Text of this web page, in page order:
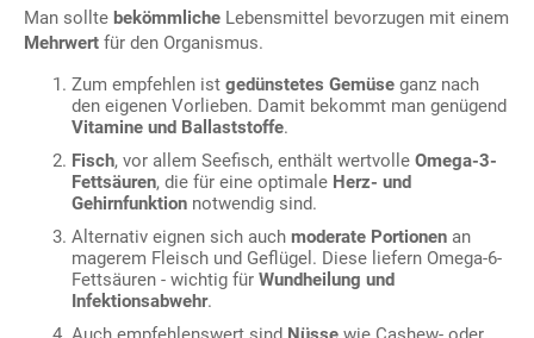
Man sollte bekömmliche Lebensmittel bevorzugen mit einem
Mehrwert für den Organismus.
Zum empfehlen ist gedünstetes Gemüse ganz nach
den eigenen Vorlieben. Damit bekommt man genügend
Vitamine und Ballaststoffe.
Fisch, vor allem Seefisch, enthält wertvolle Omega-3-
Fettsäuren, die für eine optimale Herz- und
Gehirnfunktion notwendig sind.
Alternativ eignen sich auch moderate Portionen an
magerem Fleisch und Geflügel. Diese liefern Omega-6-
Fettsäuren - wichtig für Wundheilung und
Infektionsabwehr.